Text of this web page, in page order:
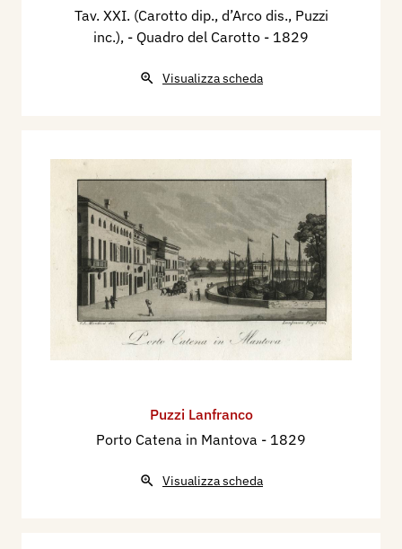
Tav. XXI. (Carotto dip., d’Arco dis., Puzzi
inc.), - Quadro del Carotto - 1829
Visualizza scheda
Puzzi Lanfranco
Porto Catena in Mantova - 1829
Visualizza scheda